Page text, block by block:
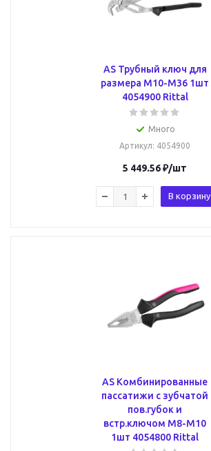
AS Трубный ключ для
размера М10-М36 1шт
4054900 Rittal
Много
Артикул: 4054900
5 449.56₽/шт
В корзину
AS Комбинированные
пассатижи с зубчатой
пов.губок и
встр.ключом М8-М10
1шт 4054800 Rittal